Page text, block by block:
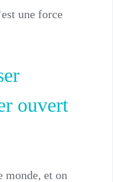
une force
ouvert
monde, et on